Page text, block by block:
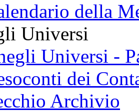
della
Universi
Universi -
dei
Archivio